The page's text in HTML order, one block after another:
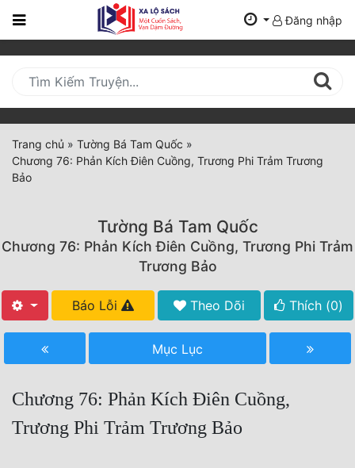
Trang
Mới
Cập
Nhật
(current)
BXH
Truyện Mới Ra
Hoàn Thành
Truyện Convert
Đăng nhập
Trang chủ » Tường Bá Tam Quốc »
Chương 76: Phản Kích Điên Cuồng, Trương Phi Trảm Trương
Bảo
Tường Bá Tam Quốc
Chương 76: Phản Kích Điên Cuồng, Trương Phi Trảm
Trương Bảo
Báo Lỗi Theo Dõi Thích (0)
Mục Lục
Chương 76: Phản Kích Điên Cuồng,
Trương Phi Trảm Trương Bảo